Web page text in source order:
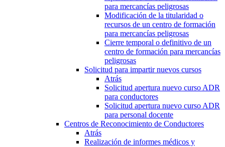
para mercancías peligrosas
Modificación de la titularidad o
recursos de un centro de formación
para mercancías peligrosas
Cierre temporal o definitivo de un
centro de formación para mercancías
peligrosas
Solicitud para impartir nuevos cursos
Atrás
Solicitud apertura nuevo curso ADR
para conductores
Solicitud apertura nuevo curso ADR
para personal docente
Centros de Reconocimiento de Conductores
Atrás
Realización de informes médicos y